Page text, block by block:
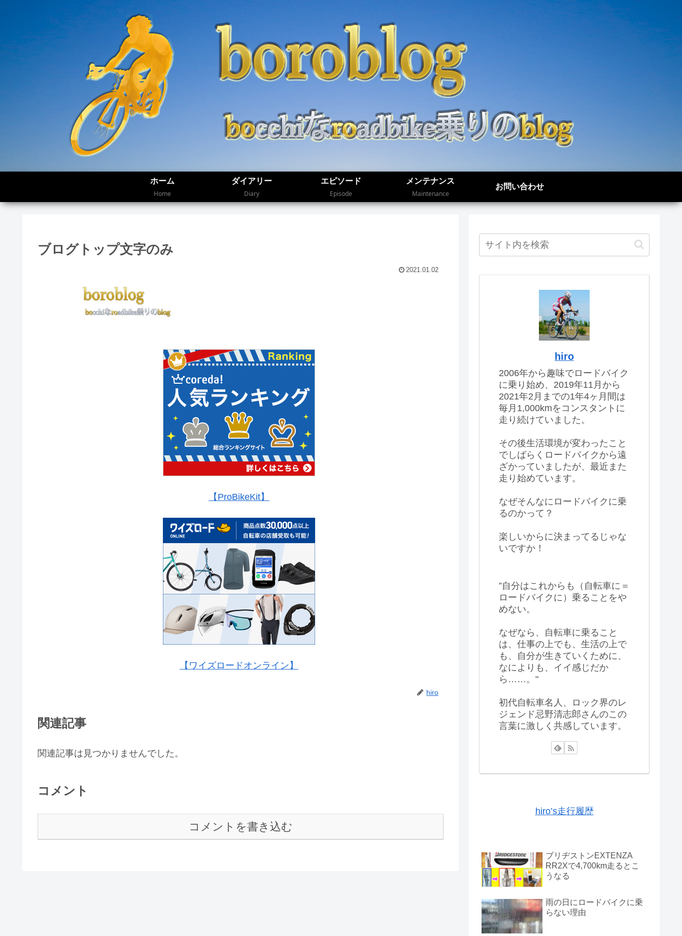
ホーム
Home
ダイアリー
Diary
エピソード
Episode
メンテナンス
Maintenance
お問い合わせ
ブログトップ文字のみ
2021.01.02
【ProBikeKit】
【ワイズロードオンライン】
hiro
関連記事
関連記事は見つかりませんでした。
コメント
コメントを書き込む
hiro
2006年から趣味でロードバイク
に乗り始め、2019年11月から
2021年2月までの1年4ヶ月間は
毎月1,000kmをコンスタントに
走り続けていました。
その後生活環境が変わったこと
でしばらくロードバイクから遠
ざかっていましたが、最近また
走り始めています。
なぜそんなにロードバイクに乗
るのかって？
楽しいからに決まってるじゃな
いですか！
”自分はこれからも（自転車に＝
ロードバイクに）乗ることをや
めない。
なぜなら、自転車に乗ること
は、仕事の上でも、生活の上で
も、自分が生きていくために、
なによりも、イイ感じだか
ら……。"
初代自転車名人、ロック界のレ
ジェンド忌野清志郎さんのこの
言葉に激しく共感しています。
hiro’s走行履歴
ブリヂストンEXTENZA
RR2Xで4,700km走るとこ
うなる
雨の日にロードバイクに乗
らない理由